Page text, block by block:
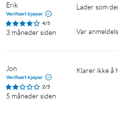
Erik
Verifisert kjøper
4/5
3 måneder siden
Lader som
Var
Jon
Verifisert kjøper
2/5
5 måneder siden
Klarer ikke